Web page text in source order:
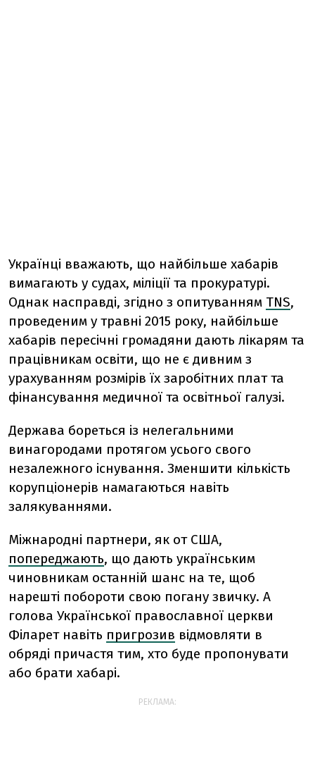
Українці вважають, що найбільше хабарів
вимагають у судах, міліції та прокуратурі.
Однак насправді, згідно з опитуванням TNS,
проведеним у травні 2015 року, найбільше
хабарів пересічні громадяни дають лікарям та
працівникам освіти, що не є дивним з
урахуванням розмірів їх заробітних плат та
фінансування медичної та освітньої галузі.
Держава бореться із нелегальними
винагородами протягом усього свого
незалежного існування. Зменшити кількість
корупціонерів намагаються навіть
залякуваннями.
Міжнародні партнери, як от США,
попереджають, що дають українським
чиновникам останній шанс на те, щоб
нарешті побороти свою погану звичку. А
голова Української православної церкви
Філарет навіть пригрозив відмовляти в
обряді причастя тим, хто буде пропонувати
або брати хабарі.
РЕКЛАМА: